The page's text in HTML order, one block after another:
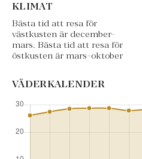
KLIMAT
Bästa tid att resa för
västkusten är december-
mars. Bästa tid att resa för
östkusten är mars-oktober
VÄDERKALENDER